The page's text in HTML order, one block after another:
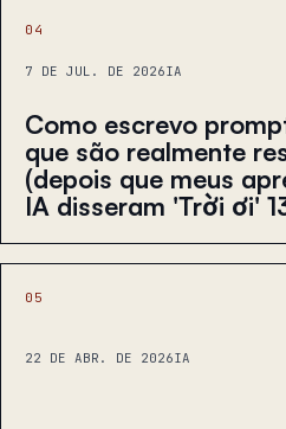
04
7 DE JUL. DE 2026IA
Como escrevo
que são realmente
(depois que meus
IA disseram 'Trời ơi'
05
22 DE ABR. DE 2026IA